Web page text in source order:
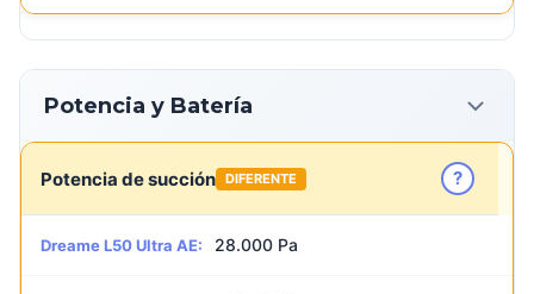
Potencia y Batería
Potencia de succión DIFERENTE ?
Dreame L50 Ultra AE: 28.000 Pa